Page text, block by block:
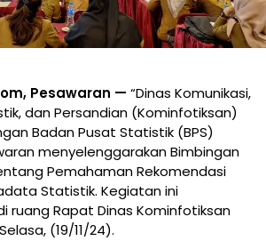
Pesawaran — “Dinas Komunikasi,
dan Persandian (Kominfotiksan)
Badan Pusat Statistik (BPS)
menyelenggarakan Bimbingan
Pemahaman Rekomendasi
Statistik. Kegiatan ini
ruang Rapat Dinas Kominfotiksan
(19/11/24).